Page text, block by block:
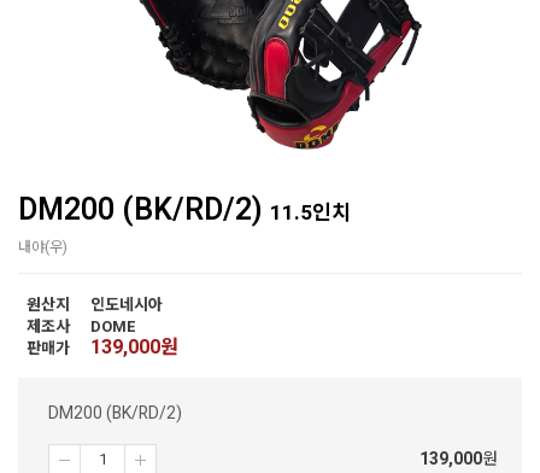
DM200 (BK/RD/2) 11.5인치
내야(우)
원산지
인도네시아
제조사
DOME
판매가
139,000원
DM200 (BK/RD/2)
139,000원